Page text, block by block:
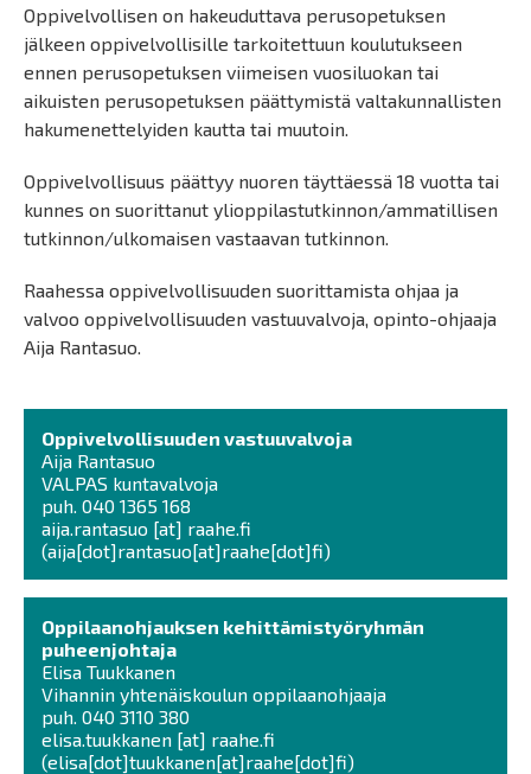
Oppivelvollisen on hakeuduttava perusopetuksen
jälkeen oppivelvollisille tarkoitettuun koulutukseen
ennen perusopetuksen viimeisen vuosiluokan tai
aikuisten perusopetuksen päättymistä valtakunnallisten
hakumenettelyiden kautta tai muutoin.
Oppivelvollisuus päättyy nuoren täyttäessä 18 vuotta tai
kunnes on suorittanut ylioppilastutkinnon/ammatillisen
tutkinnon/ulkomaisen vastaavan tutkinnon.
Raahessa oppivelvollisuuden suorittamista ohjaa ja
valvoo oppivelvollisuuden vastuuvalvoja, opinto-ohjaaja
Aija Rantasuo.
Oppivelvollisuuden vastuuvalvoja
Aija Rantasuo
VALPAS kuntavalvoja
puh. 040 1365 168
aija.rantasuo [at] raahe.fi
(aija[dot]rantasuo[at]raahe[dot]fi)
Oppilaanohjauksen kehittämistyöryhmän
puheenjohtaja
Elisa Tuukkanen
Vihannin yhtenäiskoulun oppilaanohjaaja
puh. 040 3110 380
elisa.tuukkanen [at] raahe.fi
(elisa[dot]tuukkanen[at]raahe[dot]fi)